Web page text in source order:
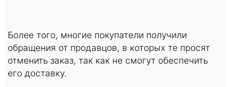
Более того, многие покупатели получили
обращения от продавцов, в которых те просят
отменить заказ, так как не смогут обеспечить
его доставку.